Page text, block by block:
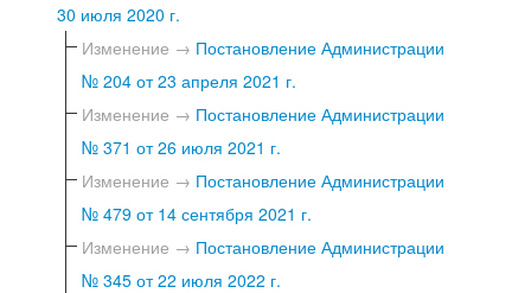
30 июля 2020 г.
Изменение → Постановление Администрации
№ 204 от 23 апреля 2021 г.
Изменение → Постановление Администрации
№ 371 от 26 июля 2021 г.
Изменение → Постановление Администрации
№ 479 от 14 сентября 2021 г.
Изменение → Постановление Администрации
№ 345 от 22 июля 2022 г.